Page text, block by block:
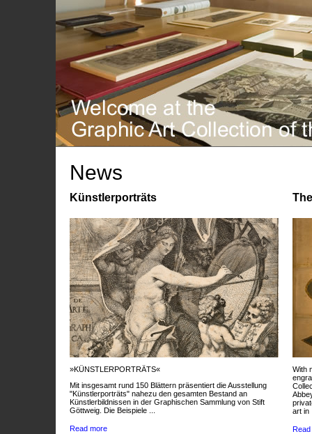
News
Künstlerporträts
»KÜNSTLERPORTRÄTS«
Mit insgesamt rund 150 Blättern präsentiert die Ausstellung
"Künstlerporträts" nahezu den gesamten Bestand an
Künstlerbildnissen in der Graphischen Sammlung von Stift
Göttweig. Die Beispiele ...
Read more
With
art in